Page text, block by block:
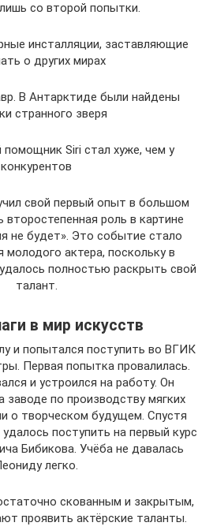
со второй попытки.
инсталляции, заставляющие
о других мирах
В Антарктиде были найдены
странного зверя
помощник Siri стал хуже, чем у
конкурентов
свой первый опыт в большом
второстепенная роль в картине
не будет». Это событие стало
актера, поскольку в
полностью раскрыть свой
талант.
в мир искусств
и попытался поступить во ВГИК
Первая попытка провалилась.
и устроился на работу. Он
заводе по производству мягких
о творческом будущем. Спустя
поступить на первый курс
Бибикова. Учёба не давалась
легко.
скованным и закрытым,
проявить актёрские таланты.